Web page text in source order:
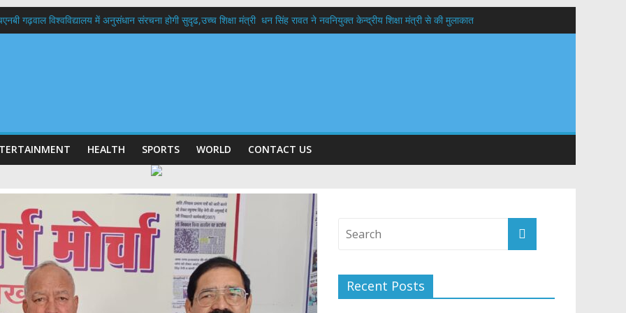
गढ़वाल विश्वविद्यालय में अनुसंधान संरचना होगी सुदृढ,उच्च शिक्षा मंत्री धन सिंह रावत ने नवनियुक्त केन्द्रीय शिक्षा मंत्री से की मुलाकात
दिवस पर मुख्यमंत्री धामी ने उत्कृष्ट बुनकरों और हस्तशिल्प कारीगरों को किया सम्मानित
HEALTH SPORTS WORLD CONTACT US
Recent Posts